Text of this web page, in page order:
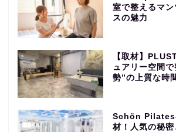
室で整えるマ
スの魅力
【取材】
ュアリー空間
勢”の上質な時
Schön
材！人気の秘